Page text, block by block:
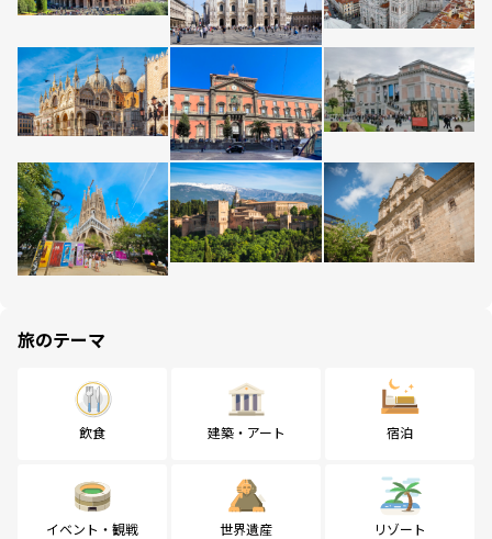
旅のテーマ
飲食 建築・アート 宿泊
イベント・観戦 世界遺産 リゾート